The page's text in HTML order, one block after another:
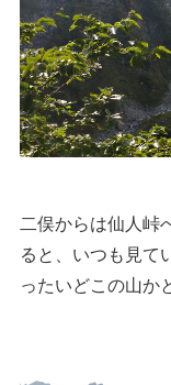
二俣からは仙人峠
ると、いつも見て
ったいどこの山か